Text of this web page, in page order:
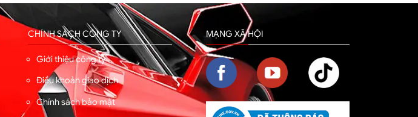
CHÍNH SÁCH CÔNG TY
Giới thiệu công ty
Điều khoản giao dịch
Chính sách bảo mật
MẠNG XÃ HỘI